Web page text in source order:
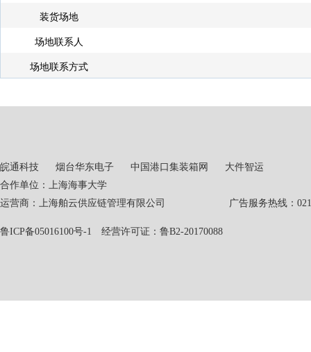
装货场地
场地联系人
场地联系方式
皖通科技 烟台华东电子 中国港口集装箱网
大件智运
合作单位：上海海事大学
运营商：上海舶云供应链管理有限公司 广告服务热线：021-
鲁ICP备05016100号-1 经营许可证：鲁B2-20170088